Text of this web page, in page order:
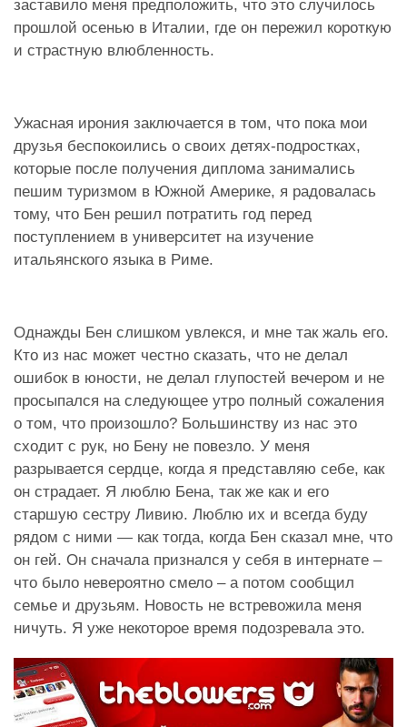
заставило меня предположить, что это случилось
прошлой осенью в Италии, где он пережил короткую
и страстную влюбленность.
Ужасная ирония заключается в том, что пока мои
друзья беспокоились о своих детях-подростках,
которые после получения диплома занимались
пешим туризмом в Южной Америке, я радовалась
тому, что Бен решил потратить год перед
поступлением в университет на изучение
итальянского языка в Риме.
Однажды Бен слишком увлекся, и мне так жаль его.
Кто из нас может честно сказать, что не делал
ошибок в юности, не делал глупостей вечером и не
просыпался на следующее утро полный сожаления
о том, что произошло? Большинству из нас это
сходит с рук, но Бену не повезло. У меня
разрывается сердце, когда я представляю себе, как
он страдает. Я люблю Бена, так же как и его
старшую сестру Ливию. Люблю их и всегда буду
рядом с ними — как тогда, когда Бен сказал мне, что
он гей. Он сначала признался у себя в интернате –
что было невероятно смело – а потом сообщил
семье и друзьям. Новость не встревожила меня
ничуть. Я уже некоторое время подозревала это.